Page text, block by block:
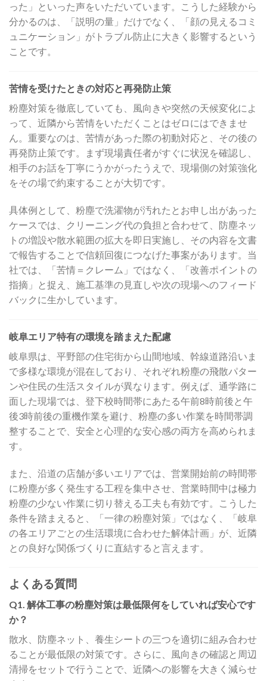
った」といった声をいただいています。こうした経験から
分かるのは、「説明の量」だけでなく、「顔の見えるコミ
ュニケーション」がトラブル防止に大きく影響するという
ことです。
苦情を受けたときの対応と再発防止策
粉塵対策を徹底していても、風向きや突然の天候変化によ
って、近隣から苦情をいただくことはゼロにはできませ
ん。重要なのは、苦情があった際の初動対応と、その後の
再発防止策です。まず現場責任者がすぐに状況を確認し、
相手のお話を丁寧にうかがったうえで、現場側の対策強化
をその場で約束することが大切です。
具体例として、粉塵で洗濯物が汚れたとお申し出があった
ケースでは、クリーニング代の負担と合わせて、防塵ネッ
トの増設や散水範囲の拡大を即日実施し、その内容を文書
で報告することで信頼回復につなげた事案があります。当
社では、「苦情＝クレーム」ではなく、「改善ポイントの
指摘」と捉え、施工基準の見直しや次の現場へのフィード
バックに生かしています。
岐阜エリア特有の環境を踏まえた配慮
岐阜県は、平野部の住宅街から山間地域、幹線道路沿いま
で多様な環境が混在しており、それぞれ粉塵の飛散パター
ンや住民の生活スタイルが異なります。例えば、通学路に
面した現場では、登下校時間帯にあたる午前8時前後と午
後3時前後の重機作業を避け、粉塵の多い作業を時間帯調
整することで、安全と心理的な安心感の両方を高められま
す。
また、沿道の店舗が多いエリアでは、営業開始前の時間帯
に粉塵が多く発生する工程を集中させ、営業時間中は極力
粉塵の少ない作業に切り替える工夫も有効です。こうした
条件を踏まえると、「一律の粉塵対策」ではなく、「岐阜
の各エリアごとの生活環境に合わせた解体計画」が、近隣
との良好な関係づくりに直結すると言えます。
よくある質問
Q1. 解体工事の粉塵対策は最低限何をしていれば安心です
か？
散水、防塵ネット、養生シートの三つを適切に組み合わせ
ることが最低限の対策です。さらに、風向きの確認と周辺
清掃をセットで行うことで、近隣への影響を大きく減らせ